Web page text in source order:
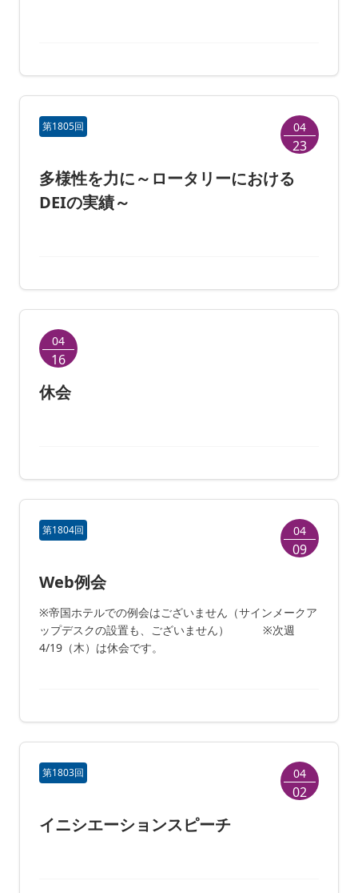
第1805回 04
23
多様性を力に～ロータリーにおける
DEIの実績～
04
16
休会
第1804回 04
09
Web例会
※帝国ホテルでの例会はございません（サインメークア
ップデスクの設置も、ございません） ※次週
4/19（木）は休会です。
第1803回 04
02
イニシエーションスピーチ